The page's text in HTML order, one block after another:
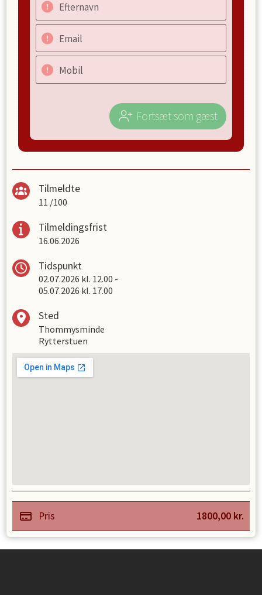
Efternavn
Email
Mobil
Fortsæt som gæst
Tilmeldte
11 /100
Tilmeldingsfrist
16.06.2026
Tidspunkt
02.07.2026 kl. 12.00 -
05.07.2026 kl. 17.00
Sted
Thommysminde
Rytterstuen
Pris 1800,00 kr.